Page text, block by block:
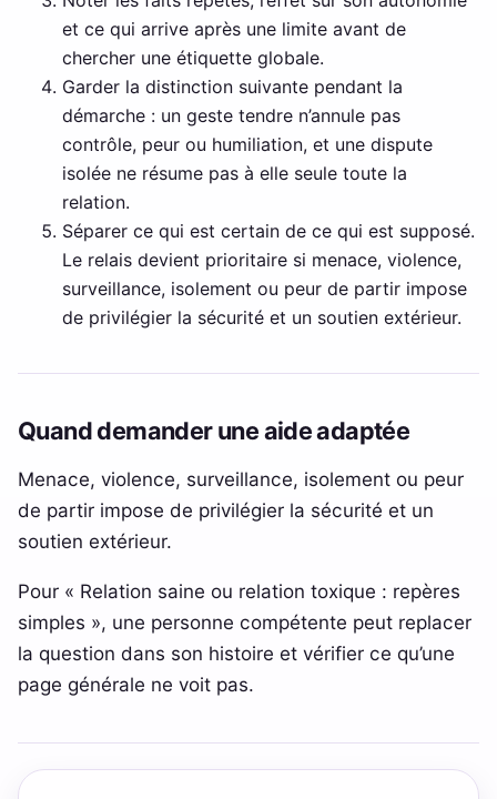
et ce qui arrive après une limite avant de
chercher une étiquette globale.
Garder la distinction suivante pendant la
démarche : un geste tendre n’annule pas
contrôle, peur ou humiliation, et une dispute
isolée ne résume pas à elle seule toute la
relation.
Séparer ce qui est certain de ce qui est supposé.
Le relais devient prioritaire si menace, violence,
surveillance, isolement ou peur de partir impose
de privilégier la sécurité et un soutien extérieur.
Quand demander une aide adaptée
Menace, violence, surveillance, isolement ou peur
de partir impose de privilégier la sécurité et un
soutien extérieur.
Pour « Relation saine ou relation toxique : repères
simples », une personne compétente peut replacer
la question dans son histoire et vérifier ce qu’une
page générale ne voit pas.